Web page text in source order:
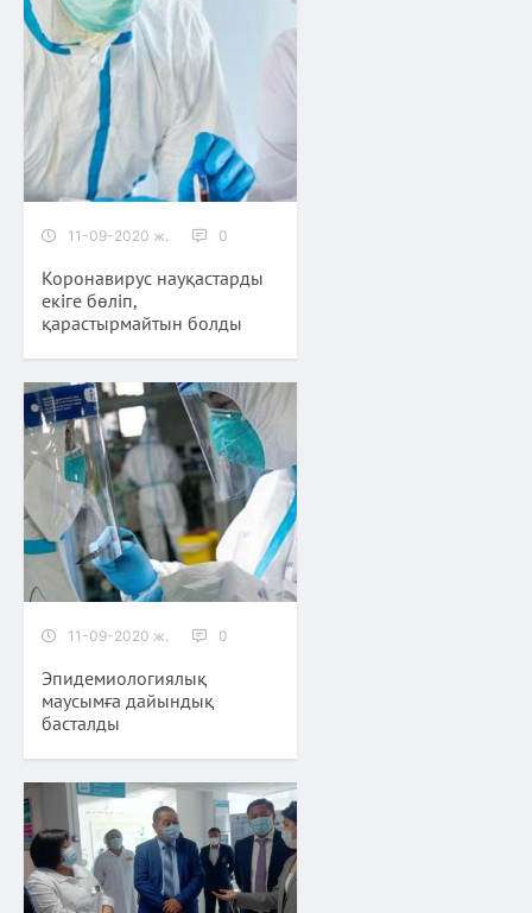
11-09-2020 ж. 0
Коронавирус науқастарды
екіге бөліп,
қарастырмайтын болды
11-09-2020 ж. 0
Эпидемиологиялық
маусымға дайындық
басталды